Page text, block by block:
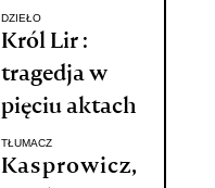
DZIEŁO
Król Lir :
tragedja w
pięciu aktach
TŁUMACZ
Kasprowicz,